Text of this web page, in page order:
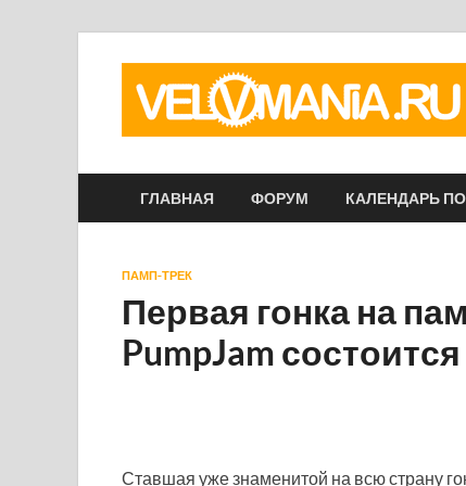
ГЛАВНАЯ ФОРУМ КАЛЕНДАРЬ
ПАМП-ТРЕК
Первая гонка на
PumpJam
Ставшая уже знаменитой на всю страну